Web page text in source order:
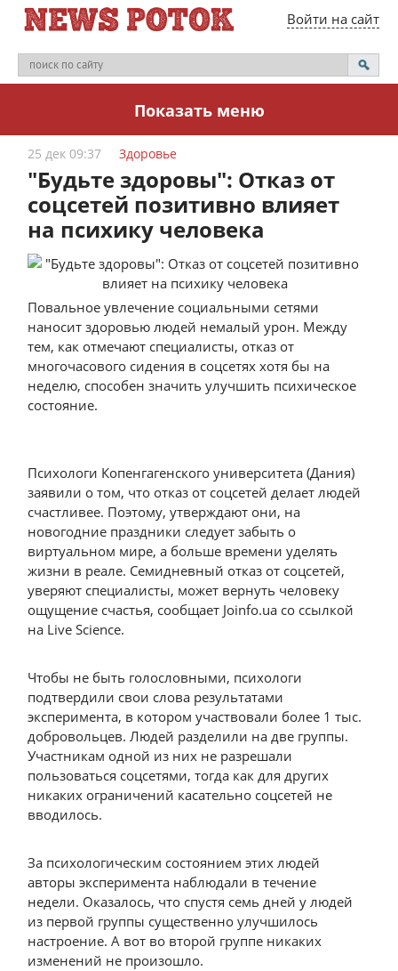
Войти на сайт
Показать меню
25 дек 09:37 Здоровье
"Будьте здоровы": Отказ от
соцсетей позитивно влияет
на психику человека
Повальное увлечение социальными сетями
наносит здоровью людей немалый урон. Между
тем, как отмечают специалисты, отказ от
многочасового сидения в соцсетях хотя бы на
неделю, способен значить улучшить психическое
состояние.
Психологи Копенгагенского университета (Дания)
заявили о том, что отказ от соцсетей делает людей
счастливее. Поэтому, утверждают они, на
новогодние праздники следует забыть о
виртуальном мире, а больше времени уделять
жизни в реале. Семидневный отказ от соцсетей,
уверяют специалисты, может вернуть человеку
ощущение счастья, сообщает Joinfo.ua со ссылкой
на Live Science.
Чтобы не быть голословными, психологи
подтвердили свои слова результатами
эксперимента, в котором участвовали более 1 тыс.
добровольцев. Людей разделили на две группы.
Участникам одной из них не разрешали
пользоваться соцсетями, тогда как для других
никаких ограничений касательно соцсетей не
вводилось.
За психологическим состоянием этих людей
авторы эксперимента наблюдали в течение
недели. Оказалось, что спустя семь дней у людей
из первой группы существенно улучшилось
настроение. А вот во второй группе никаких
изменений не произошло.